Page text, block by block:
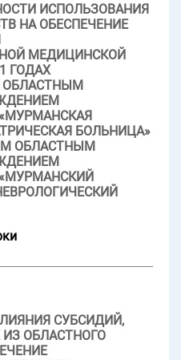
ИСПОЛЬЗОВАНИЯ
НА ОБЕСПЕЧЕНИЕ
МЕДИЦИНСКОЙ
ГОДАХ
ОБЛАСТНЫМ
БОЛЬНИЦА»
ОБЛАСТНЫМ
СУБСИДИЙ,
ОБЛАСТНОГО